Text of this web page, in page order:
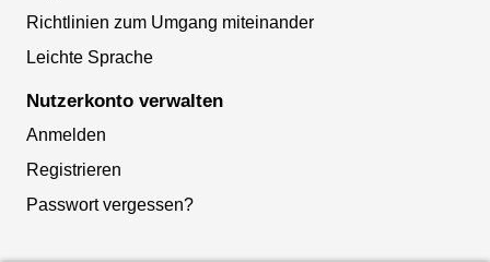
Richtlinien zum Umgang miteinander
Leichte Sprache
Nutzerkonto verwalten
Anmelden
Registrieren
Passwort vergessen?